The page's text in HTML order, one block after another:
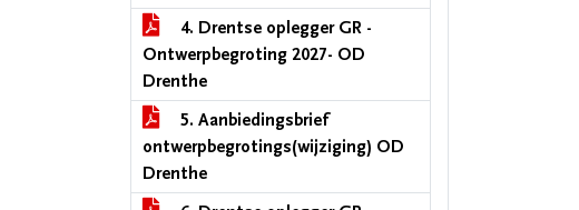
4. Drentse oplegger GR -
Ontwerpbegroting 2027- OD
Drenthe
5. Aanbiedingsbrief
ontwerpbegrotings(wijziging) OD
Drenthe